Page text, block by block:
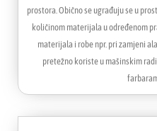
prostora. Obično se ugrađuju se u
količinom materijala u određenom
materijala i robe npr. pri zamjeni
pretežno koriste u mašinskim